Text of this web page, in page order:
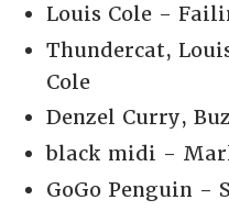
Louis Cole -
Thundercat,
Cole
Denzel Curry,
black midi -
GoGo Penguin -